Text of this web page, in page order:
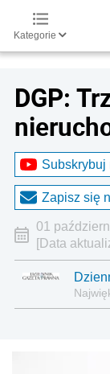
Kategorie
DGP:
Subskrybuj
Zapisz się
01
[Data